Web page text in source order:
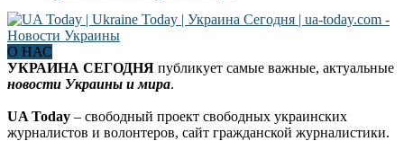
О НАС
УКРАИНА СЕГОДНЯ публикует самые важные, актуальные
новости Украины и мира.
UA Today – свободный проект свободных украинских
журналистов и волонтеров, сайт гражданской журналистики.